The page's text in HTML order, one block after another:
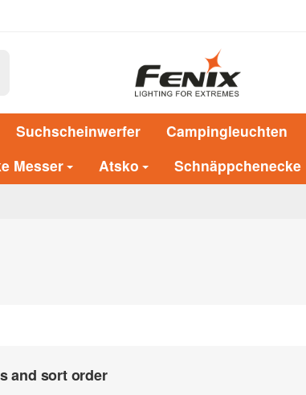
Suchscheinwerfer Campingleuchten
Messer
Atsko Schnäppchenecke
and sort order